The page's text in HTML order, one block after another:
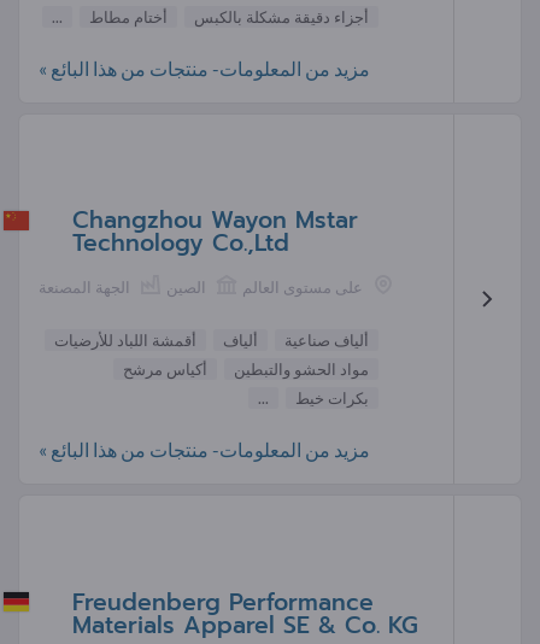
أجزاء دقيقة مشكلة بالكبس
أختام مطاط ...
مزيد من المعلومات- منتجات من هذا البائع »
Changzhou Wayon Mstar
Technology Co.,Ltd
الجهة المصنعة الصين على مستوى العالم
ألياف صناعية ألياف
أقمشة اللباد للأرضيات
مواد الحشو والتبطين
أكياس مرشح
بكرات خيط
...
مزيد من المعلومات- منتجات من هذا البائع »
Freudenberg Performance
Materials Apparel SE & Co. KG